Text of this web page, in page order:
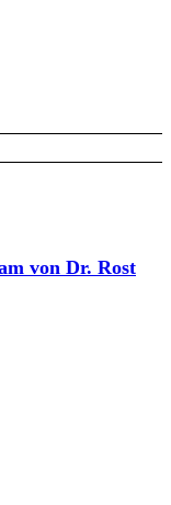
von Dr. Rost